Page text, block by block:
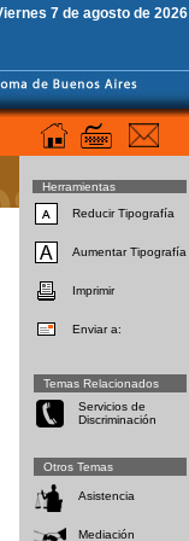
7 de agosto de 2026
Herramientas
Reducir Tipografía
Aumentar Tipografía
Imprimir
Enviar a:
Temas Relacionados
Servicios de
Discriminación
Otros Temas
Asistencia
Mediación